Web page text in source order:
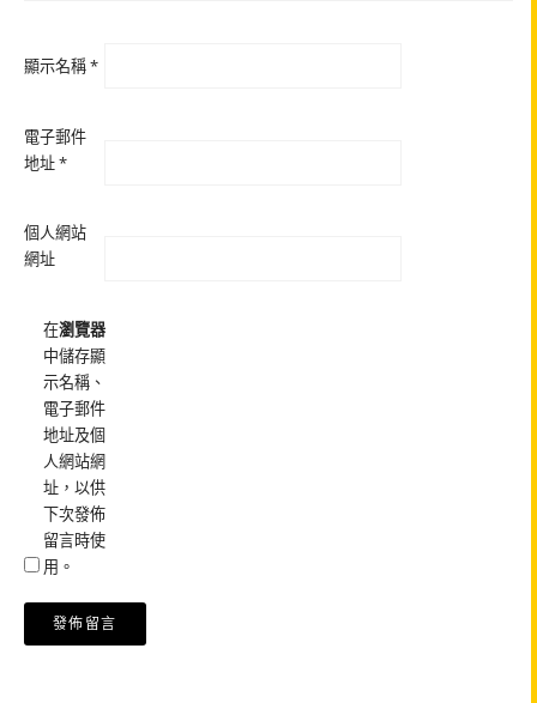
顯示名稱*
電子郵件
地址*
個人網站
網址
在瀏覽器
中儲存顯
示名稱、
電子郵件
地址及個
人網站網
址，以供
下次發佈
留言時使
用。